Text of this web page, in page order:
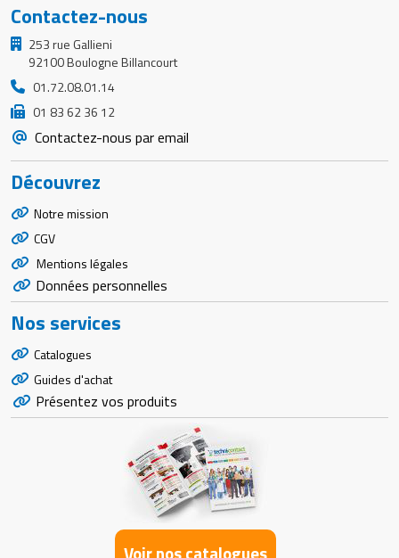
Contactez-nous
253 rue Gallieni
92100 Boulogne Billancourt
01.72.08.01.14
01 83 62 36 12
Contactez-nous par email
Découvrez
Notre mission
CGV
Mentions légales
Données personnelles
Nos services
Catalogues
Guides d'achat
Présentez vos produits